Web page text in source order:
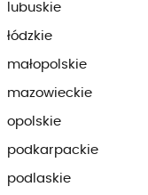
lubuskie
łódzkie
małopolskie
mazowieckie
opolskie
podkarpackie
podlaskie